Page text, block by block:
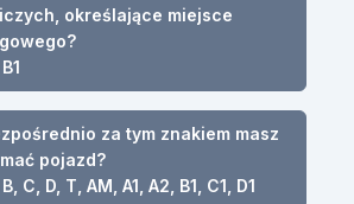
określające miejsce
za tym znakiem masz
pojazd?
C, D, T, AM, A1, A2, B1, C1, D1